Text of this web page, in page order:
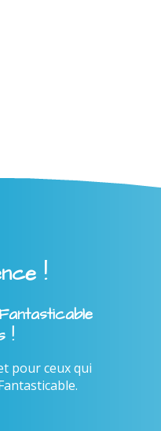
!
!
pour ceux qui